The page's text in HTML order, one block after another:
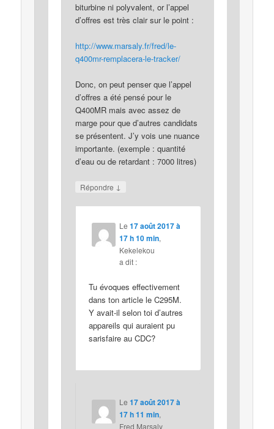
biturbine ni polyvalent, or l’appel
d’offres est très clair sur le point :
http://www.marsaly.fr/fred/le-
q400mr-remplacera-le-tracker/
Donc, on peut penser que l’appel
d’offres a été pensé pour le
Q400MR mais avec assez de
marge pour que d’autres candidats
se présentent. J’y vois une nuance
importante. (exemple : quantité
d’eau ou de retardant : 7000 litres)
Répondre ↓
Le 17 août 2017 à
17 h 10 min,
Kekelekou
a dit :
Tu évoques effectivement
dans ton article le C295M.
Y avait-il selon toi d’autres
appareils qui auraient pu
sarisfaire au CDC?
Le 17 août 2017 à
17 h 11 min,
Fred Marsaly